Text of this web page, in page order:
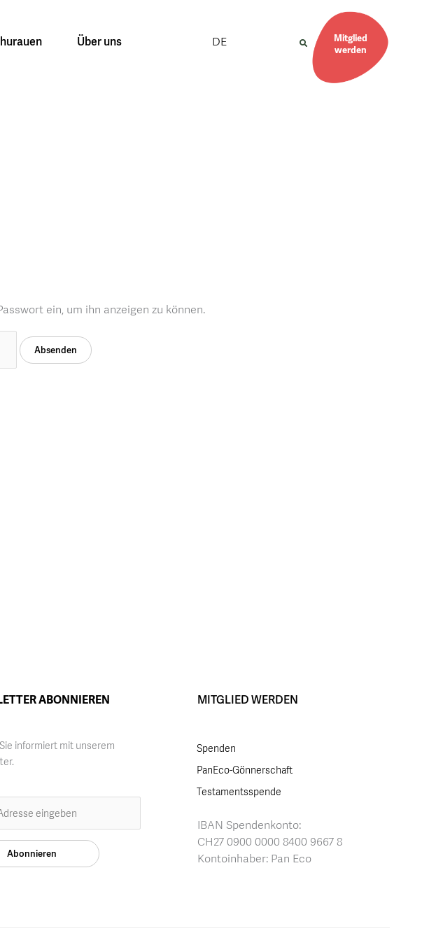
Über uns DE
Mitglied
werden
ein, um ihn anzeigen zu können.
ABONNIEREN
informiert mit unserem
MITGLIED WERDEN
Spenden
PanEco-Gönnerschaft
Testamentsspende
IBAN Spendenkonto:
CH27 0900 0000 8400 9667 8
Kontoinhaber: Pan Eco